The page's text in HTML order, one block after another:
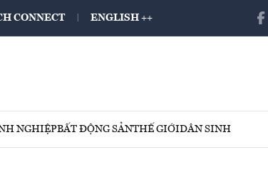
CONNECT ENGLISH ++
NGHIỆPBẤT ĐỘNG SẢNTHẾ GIỚIDÂN SINH